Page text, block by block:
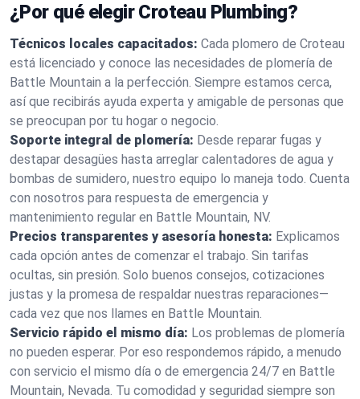
¿Por qué elegir Croteau Plumbing?
Técnicos locales capacitados: Cada plomero de Croteau
está licenciado y conoce las necesidades de plomería de
Battle Mountain a la perfección. Siempre estamos cerca,
así que recibirás ayuda experta y amigable de personas que
se preocupan por tu hogar o negocio.
Soporte integral de plomería: Desde reparar fugas y
destapar desagües hasta arreglar calentadores de agua y
bombas de sumidero, nuestro equipo lo maneja todo. Cuenta
con nosotros para respuesta de emergencia y
mantenimiento regular en Battle Mountain, NV.
Precios transparentes y asesoría honesta: Explicamos
cada opción antes de comenzar el trabajo. Sin tarifas
ocultas, sin presión. Solo buenos consejos, cotizaciones
justas y la promesa de respaldar nuestras reparaciones—
cada vez que nos llames en Battle Mountain.
Servicio rápido el mismo día: Los problemas de plomería
no pueden esperar. Por eso respondemos rápido, a menudo
con servicio el mismo día o de emergencia 24/7 en Battle
Mountain, Nevada. Tu comodidad y seguridad siempre son